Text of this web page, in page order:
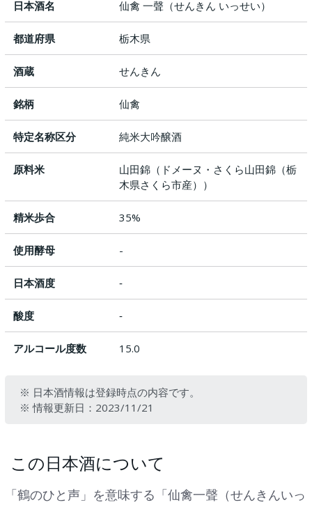
日本酒名 仙禽 一聲（せんきん いっせい）
都道府県 栃木県
酒蔵 せんきん
銘柄 仙禽
特定名称区分 純米大吟醸酒
原料米
山田錦（ドメーヌ・さくら山田錦（栃
木県さくら市産））
精米歩合 35%
使用酵母 -
日本酒度 ‐
酸度 ‐
アルコール度数 15.0
※ 日本酒情報は登録時点の内容です。
※ 情報更新日：2023/11/21
この日本酒について
「鶴のひと声」を意味する「仙禽一聲（せんきんいっ